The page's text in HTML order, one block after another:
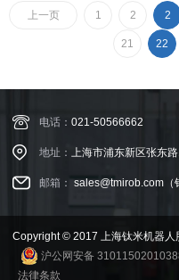
上一页 1 2 2
21 22
电话： 021-50566662
地址： 上海市浦东新区张东
邮箱： sales@tmirob.com（
Copyright © 2017 上海钛米机器人
沪公网安备
法律条款